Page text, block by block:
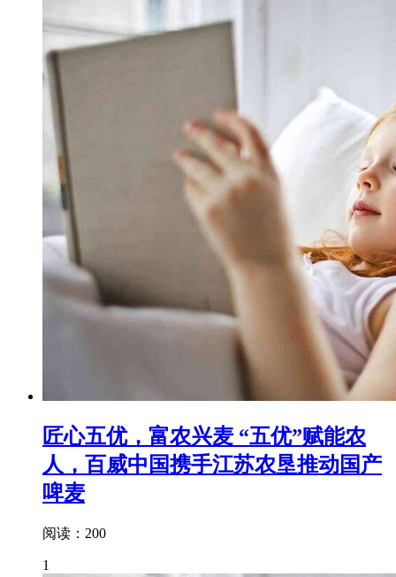
匠心五优，富农兴麦 “五优”赋能农
人，百威中国携手江苏农垦推动国产
啤麦
阅读：200
1